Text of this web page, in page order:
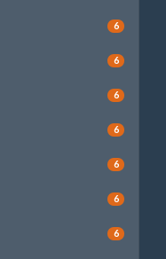
6
6
6
6
6
6
6